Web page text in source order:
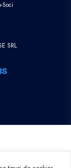
Soci
SRL